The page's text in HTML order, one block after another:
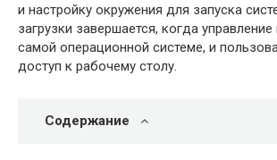
и настройку окружения для запуска
загрузки завершается, когда управление
самой операционной системе, и
доступ к рабочему столу.
Содержание